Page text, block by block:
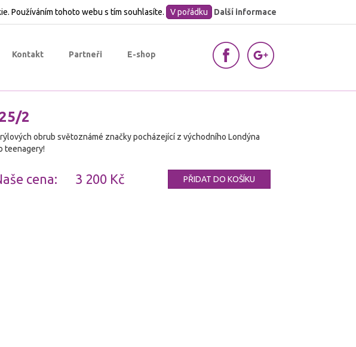
Používáním tohoto webu s tím souhlasíte. V pořádku Další informace
Kontakt Partneři E-shop
2
obrub světoznámé značky pocházející z východního Londýna
teenagery!
cena: 3 200 Kč PŘIDAT DO KOŠÍKU